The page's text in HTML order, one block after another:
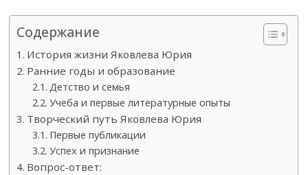
Содержание
История жизни Яковлева Юрия
Ранние годы и образование
Детство и семья
Учеба и первые литературные опыты
Творческий путь Яковлева Юрия
Первые публикации
Успех и признание
Вопрос-ответ: